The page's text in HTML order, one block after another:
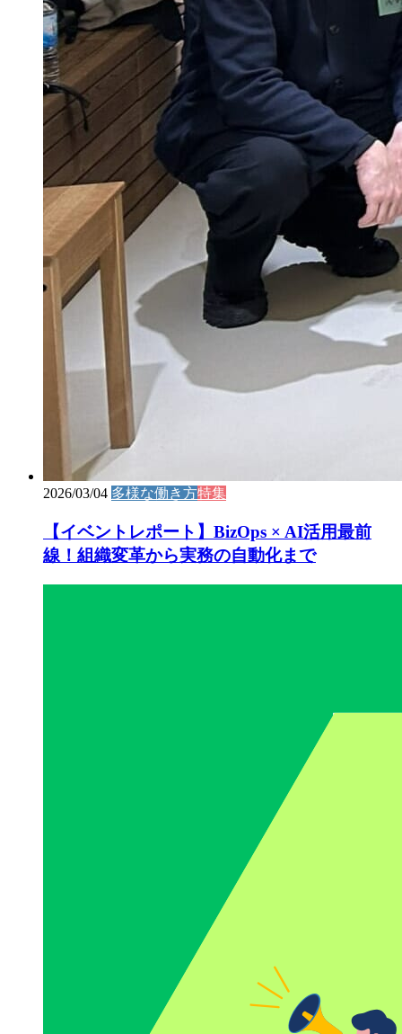
2026/03/04 多様な働き方特集
【イベントレポート】BizOps × AI活用最前
線！組織変革から実務の自動化まで